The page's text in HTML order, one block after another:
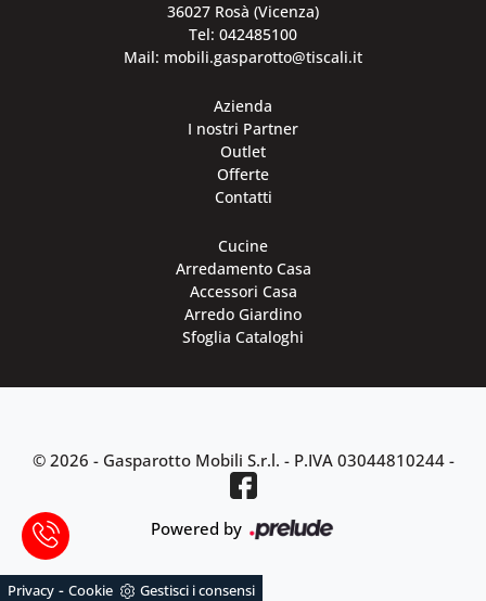
36027 Rosà (Vicenza)
Tel: 042485100
Mail: mobili.gasparotto@tiscali.it
Azienda
I nostri Partner
Outlet
Offerte
Contatti
Cucine
Arredamento Casa
Accessori Casa
Arredo Giardino
Sfoglia Cataloghi
© 2026 - Gasparotto Mobili S.r.l. - P.IVA 03044810244-
Powered by
Privacy - Cookie Gestisci i consensi